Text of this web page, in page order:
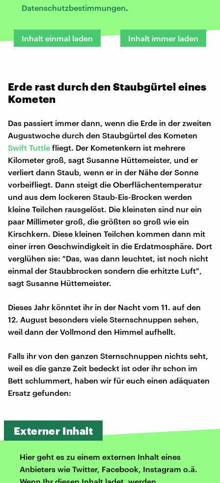
Datenschutzbestimmungen.
Inhalt einmal laden Inhalt immer laden
Erde rast durch den Staubgürtel eines
Kometen
Das passiert immer dann, wenn die Erde in der zweiten
Augustwoche durch den Staubgürtel des Kometen
Swift Tuttle fliegt. Der Kometenkern ist mehrere
Kilometer groß, sagt Susanne Hüttemeister, und er
verliert dann Staub, wenn er in der Nähe der Sonne
vorbeifliegt. Dann steigt die Oberflächentemperatur
und aus dem lockeren Staub-Eis-Brocken werden
kleine Teilchen rausgelöst. Die kleinsten sind nur ein
paar Millimeter groß, die größten so groß wie ein
Kirschkern. Diese kleinen Teilchen kommen dann mit
einer irren Geschwindigkeit in die Erdatmosphäre. Dort
verglühen sie: "Das, was dann leuchtet, ist noch nicht
einmal der Staubbrocken sondern die erhitzte Luft",
sagt Susanne Hüttemeister.
Dieses Jahr könntet ihr in der Nacht vom 11. auf den
12. August besonders viele Sternschnuppen sehen,
weil dann der Vollmond den Himmel aufhellt.
Falls ihr von den ganzen Sternschnuppen nichts seht,
weil es die ganze Zeit bedeckt ist oder ihr schon im
Bett schlummert, haben wir für euch einen adäquaten
Ersatz gefunden:
Externer Inhalt
Hier geht es zu einem externen Inhalt eines
Anbieters wie Twitter, Facebook, Instagram o.ä.